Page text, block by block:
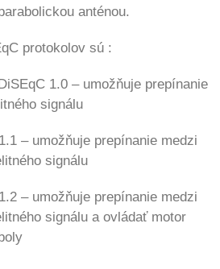
anténou.
protokolov sú :
umožňuje prepínanie
signálu
– umožňuje prepínanie medzi
signálu
– umožňuje prepínanie medzi
signálu a ovládať motor